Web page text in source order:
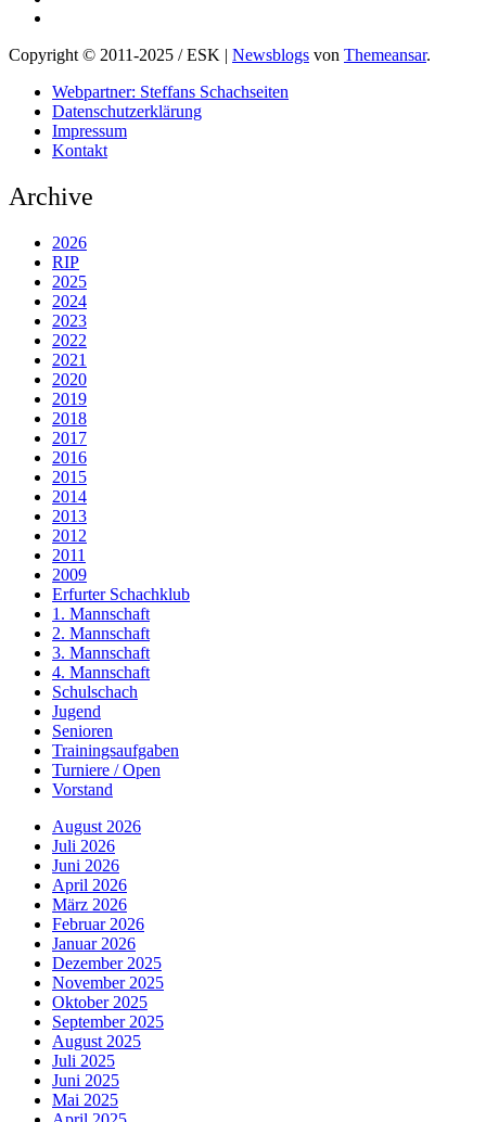
Copyright © 2011-2025 / ESK Newsblogs von Themeansar.
Webpartner: Steffans Schachseiten
Datenschutzerklärung
Impressum
Kontakt
Archive
2026
RIP
2025
2024
2023
2022
2021
2020
2019
2018
2017
2016
2015
2014
2013
2012
2011
2009
Erfurter Schachklub
1. Mannschaft
2. Mannschaft
3. Mannschaft
4. Mannschaft
Schulschach
Jugend
Senioren
Trainingsaufgaben
Turniere / Open
Vorstand
August 2026
Juli 2026
Juni 2026
April 2026
März 2026
Februar 2026
Januar 2026
Dezember 2025
November 2025
Oktober 2025
September 2025
August 2025
Juli 2025
Juni 2025
Mai 2025